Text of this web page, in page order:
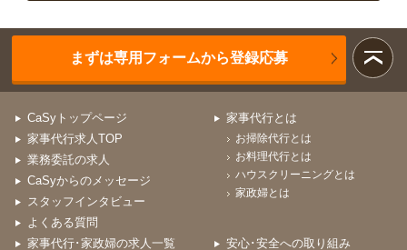
まずは専用フォームから登録応募
CaSyトップページ
家事代行求人TOP
業務委託の求人
CaSyからのメッセージ
スタッフインタビュー
よくある質問
家事代行とは
お掃除代行とは
お料理代行とは
ハウスクリーニングとは
家政婦とは
家事代行･家政婦の求人一覧 安心･安全への取り組み